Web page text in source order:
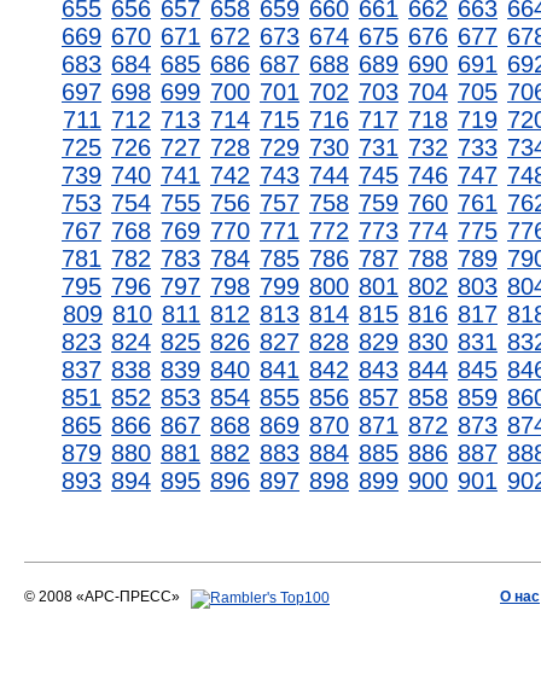
655 656 657 658 659 660 661 662 663
669 670 671 672 673 674 675 676 677
683 684 685 686 687 688 689 690 691
697 698 699 700 701 702 703 704 705
711 712 713 714 715 716 717 718 719
725 726 727 728 729 730 731 732 733
739 740 741 742 743 744 745 746 747
753 754 755 756 757 758 759 760 761
767 768 769 770 771 772 773 774 775
781 782 783 784 785 786 787 788 789
795 796 797 798 799 800 801 802 803
809 810 811 812 813 814 815 816 817
823 824 825 826 827 828 829 830 831
837 838 839 840 841 842 843 844 845
851 852 853 854 855 856 857 858 859
865 866 867 868 869 870 871 872 873
879 880 881 882 883 884 885 886 887
893 894 895 896 897 898 899 900 901
© 2008 «АРС-ПРЕСС» О нас